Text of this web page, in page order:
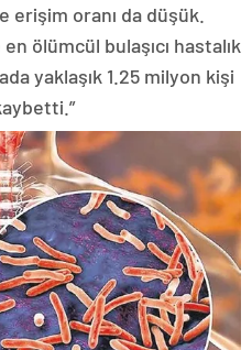
erişim oranı da düşük.
ölümcül bulaşıcı hastalık
yaklaşık 1.25 milyon kişi